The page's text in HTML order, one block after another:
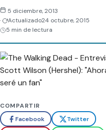
5 diciembre, 2013
Actualizado24 octubre, 2015
5 min de lectura
COMPARTIR
Facebook
Twitter